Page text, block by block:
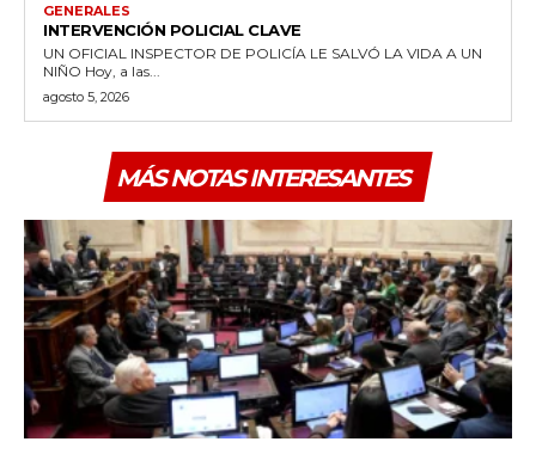
GENERALES
INTERVENCIÓN POLICIAL CLAVE
UN OFICIAL INSPECTOR DE POLICÍA LE SALVÓ LA VIDA A UN
NIÑO Hoy, a las...
agosto 5, 2026
MÁS NOTAS INTERESANTES